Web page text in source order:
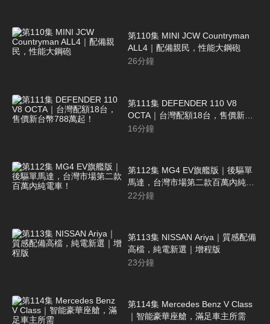
第110集 MINI JCW Countryman
ALL4｜配備親民，性能大鋼砲
26分鐘
第111集 DEFENDER 110 V8
OCTA｜台灣配額18台，售價新台
幣788萬起！
16分鐘
第112集 MG4 EV旗艦版｜後驅單
馬達，台灣市場第二款百萬內純電
車！
22分鐘
第113集 NISSAN Ariya｜質感配備
高檔，純電新選｜增程版
23分鐘
第114集 Mercedes Benz V Class
｜智能豪華座艙，滿足車主所需